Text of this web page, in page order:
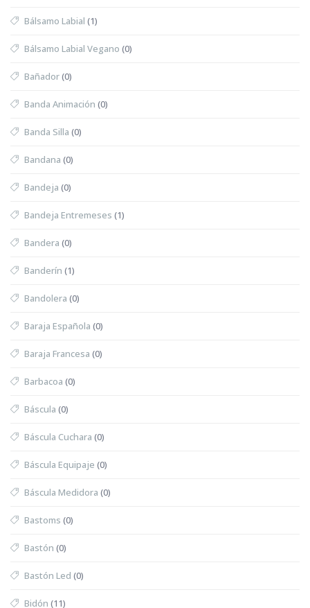
Bálsamo Labial (1)
Bálsamo Labial Vegano (0)
Bañador(0)
Banda Animación (0)
Banda Silla (0)
Bandana (0)
Bandeja (0)
Bandeja Entremeses (1)
Bandera (0)
Banderín (1)
Bandolera (0)
Baraja Española (0)
Baraja Francesa (0)
Barbacoa (0)
Báscula (0)
Báscula Cuchara (0)
Báscula Equipaje (0)
Báscula Medidora (0)
Bastoms (0)
Bastón (0)
Bastón Led (0)
Bidón (11)